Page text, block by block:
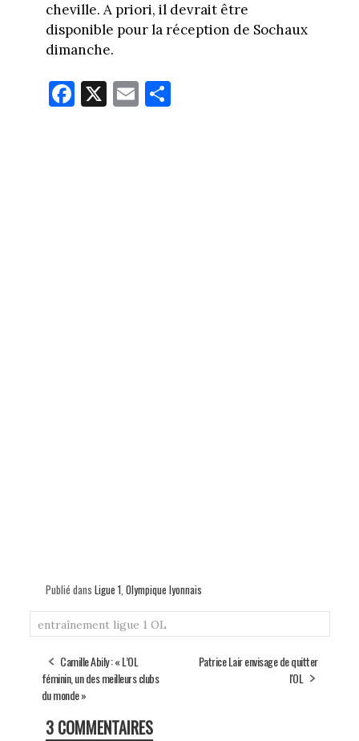
cheville. A priori, il devrait être
disponible pour la réception de Sochaux
dimanche.
Fa
ce
X E
m
Pa
Publié dans Ligue 1, Olympique lyonnais
entraînement ligue 1 OL
Camille Abily : « L’OL
féminin, un des meilleurs clubs
du monde »
Patrice Lair envisage de quitter
l'OL
3 COMMENTAIRES